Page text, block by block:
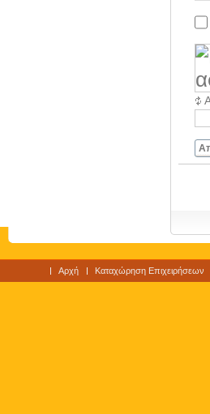
Αρχή Καταχώρηση Επιχειρήσεων